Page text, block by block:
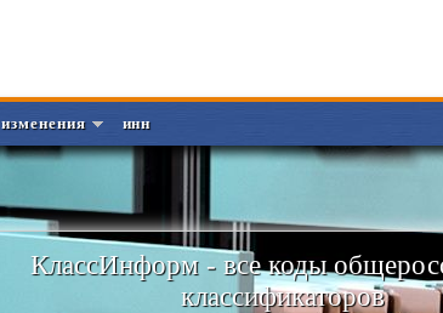
изменения инн
КлассИнформ - все коды
классификаторов